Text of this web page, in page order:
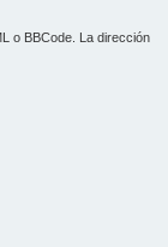
o BBCode. La dirección